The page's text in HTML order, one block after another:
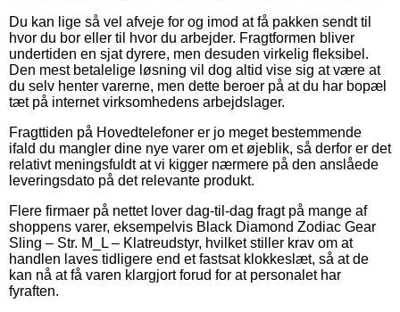
Du kan lige så vel afveje for og imod at få pakken sendt til
hvor du bor eller til hvor du arbejder. Fragtformen bliver
undertiden en sjat dyrere, men desuden virkelig fleksibel.
Den mest betalelige løsning vil dog altid vise sig at være at
du selv henter varerne, men dette beroer på at du har bopæl
tæt på internet virksomhedens arbejdslager.
Fragttiden på Hovedtelefoner er jo meget bestemmende
ifald du mangler dine nye varer om et øjeblik, så derfor er det
relativt meningsfuldt at vi kigger nærmere på den anslåede
leveringsdato på det relevante produkt.
Flere firmaer på nettet lover dag-til-dag fragt på mange af
shoppens varer, eksempelvis Black Diamond Zodiac Gear
Sling – Str. M_L – Klatreudstyr, hvilket stiller krav om at
handlen laves tidligere end et fastsat klokkeslæt, så at de
kan nå at få varen klargjort forud for at personalet har
fyraften.